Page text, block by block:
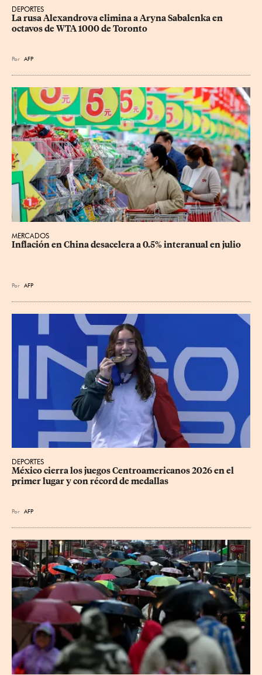
DEPORTES
La rusa Alexandrova elimina a Aryna Sabalenka en
octavos de WTA 1000 de Toronto
Por AFP
MERCADOS
Inflación en China desacelera a 0.5% interanual en julio
Por AFP
DEPORTES
México cierra los juegos Centroamericanos 2026 en el
primer lugar y con récord de medallas
Por AFP